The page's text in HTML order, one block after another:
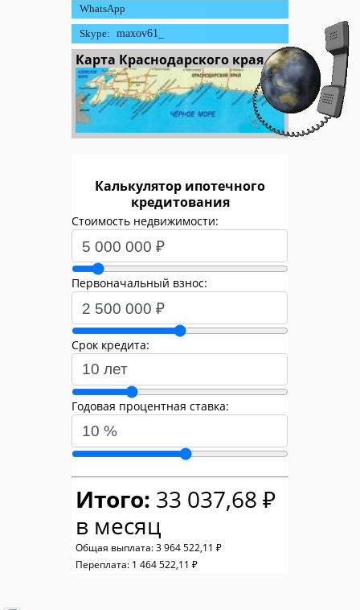
WhatsApp
Skype: maxov61_
Карта Краснодарского края
Калькулятор ипотечного
кредитования
Стоимость недвижимости:
Первоначальный взнос:
Срок кредита:
Годовая процентная ставка:
Итого: 33 037,68 ₽
в месяц
Общая выплата: 3 964 522,11 ₽
Переплата: 1 464 522,11 ₽